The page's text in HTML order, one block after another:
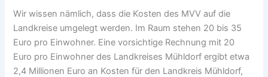
Wir wissen nämlich, dass die Kosten des MVV auf die
Landkreise umgelegt werden. Im Raum stehen 20 bis 35
Euro pro Einwohner. Eine vorsichtige Rechnung mit 20
Euro pro Einwohner des Landkreises Mühldorf ergibt etwa
2,4 Millionen Euro an Kosten für den Landkreis Mühldorf,